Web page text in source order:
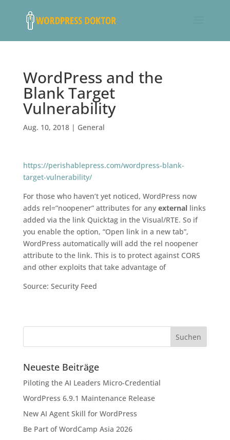
WordPress and the
Blank Target
Vulnerability
Aug. 10, 2018| General
https://perishablepress.com/wordpress-blank-
target-vulnerability/
For those who haven’t yet noticed, WordPress now
adds rel=”noopener” attributes for any externallinks
added via the link Quicktag in the Visual/RTE. So if
you enable the option, “Open link in a new tab”,
WordPress automatically will add the rel noopener
attribute to the link. This is to protect against CORS
and other exploits that take advantage of
Source: Security Feed
Neueste Beiträge
Piloting the AI Leaders Micro-Credential
WordPress 6.9.1 Maintenance Release
New AI Agent Skill for WordPress
Be Part of WordCamp Asia 2026